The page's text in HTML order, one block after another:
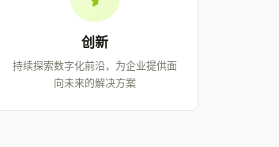
创新
持续探索数字化前沿，为企业提供面
向未来的解决方案